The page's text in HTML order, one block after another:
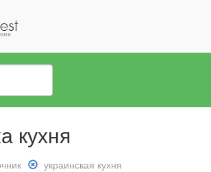
кухня
Снять
украинская кухня